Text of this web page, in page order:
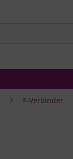
F-Verbinder